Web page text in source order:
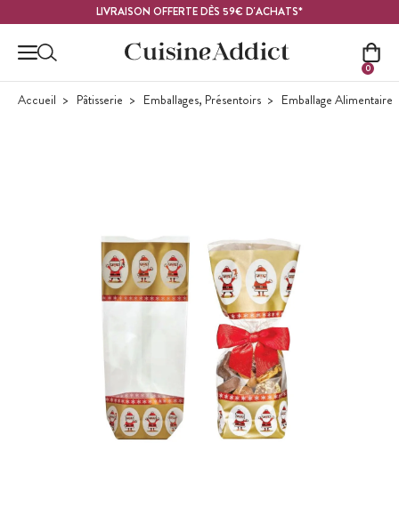
LIVRAISON OFFERTE DÈS 59€ D'ACHATS*
0
Accueil Pâtisserie Emballages, Présentoirs Emballage Alimentaire